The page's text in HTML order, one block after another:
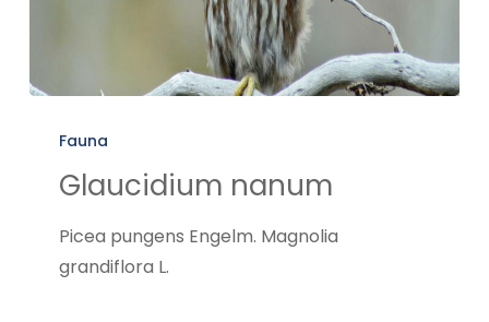
nanum
Fauna
Glaucidium nanum
Picea pungens Engelm. Magnolia
grandiflora L.